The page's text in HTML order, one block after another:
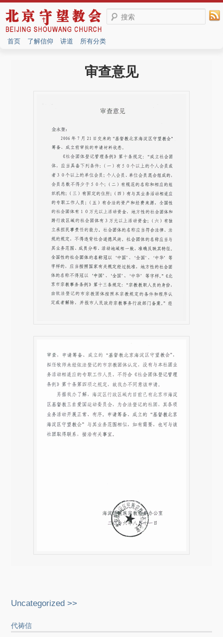
搜索
首页 了解信仰 讲道 所有分类
审查意见
Uncategorized >>
代祷信